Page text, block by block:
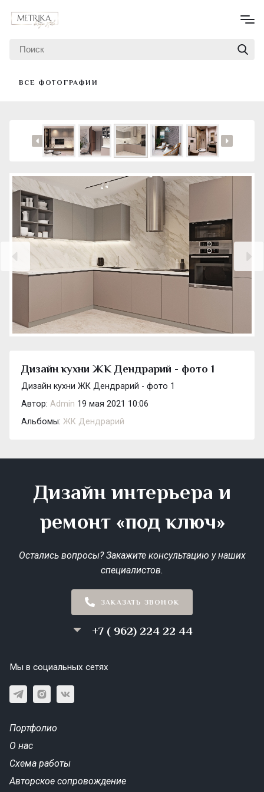
ВСЕ ФОТОГРАФИИ
Дизайн кухни ЖК Дендрарий - фото 1
Дизайн кухни ЖК Дендрарий - фото 1
Автор: Admin 19 мая 2021 10:06
Альбомы: ЖК Дендрарий
Дизайн интерьера и
ремонт «под ключ»
Остались вопросы? Закажите консультацию у наших
специалистов.
ЗАКАЗАТЬ ЗВОНОК
+7 ( 962) 224 22 44
Мы в социальных сетях
Портфолио
О нас
Схема работы
Авторское сопровождение